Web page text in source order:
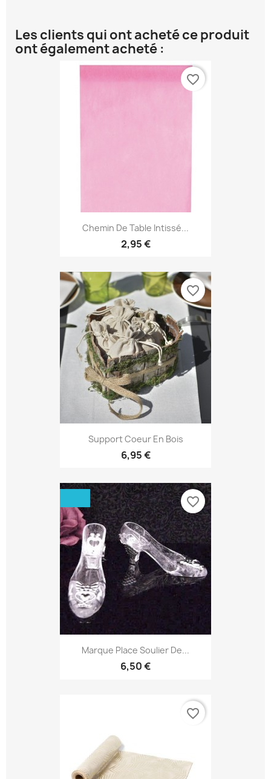
Les clients qui ont acheté ce produit
ont également acheté :
Chemin De Table Intissé...
2,95 €
favorite_border
Support Coeur En Bois
6,95 €
favorite_border
Marque Place Soulier De...
6,50 €
favorite_border
favorite_border